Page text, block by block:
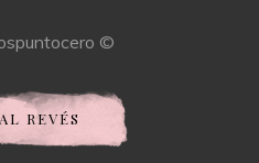
©
REVÉS